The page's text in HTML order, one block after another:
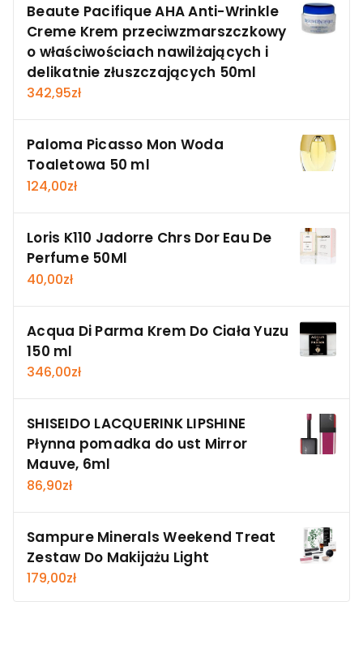
Beaute Pacifique AHA Anti-Wrinkle
Creme Krem przeciwzmarszczkowy
o właściwościach nawilżających i
delikatnie złuszczających 50ml
342,95zł
Paloma Picasso Mon Woda
Toaletowa 50 ml
124,00zł
Loris K110 Jadorre Chrs Dor Eau De
Perfume 50Ml
40,00zł
Acqua Di Parma Krem Do Ciała Yuzu
150 ml
346,00zł
SHISEIDO LACQUERINK LIPSHINE
Płynna pomadka do ust Mirror
Mauve, 6ml
86,90zł
Sampure Minerals Weekend Treat
Zestaw Do Makijażu Light
179,00zł